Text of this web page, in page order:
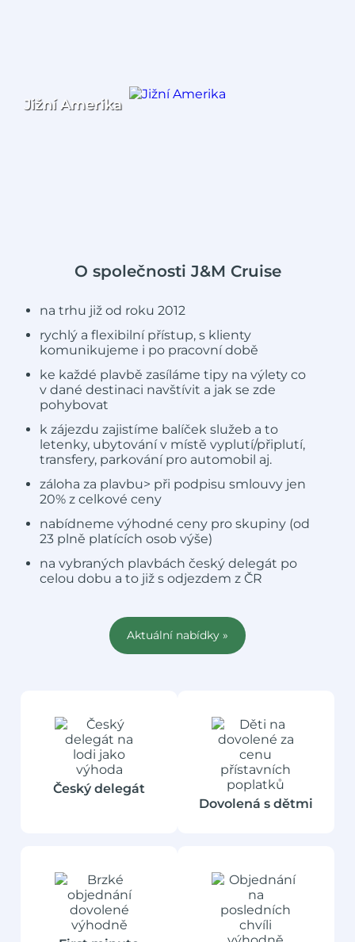
Jižní Amerika
O společnosti J&M Cruise
na trhu již od roku 2012
rychlý a flexibilní přístup, s klienty
komunikujeme i po pracovní době
ke každé plavbě zasíláme tipy na výlety co
v dané destinaci navštívit a jak se zde
pohybovat
k zájezdu zajistíme balíček služeb a to
letenky, ubytování v místě vyplutí/připlutí,
transfery, parkování pro automobil aj.
záloha za plavbu> při podpisu smlouvy jen
20% z celkové ceny
nabídneme výhodné ceny pro skupiny (od
23 plně platících osob výše)
na vybraných plavbách český delegát po
celou dobu a to již s odjezdem z ČR
Aktuální nabídky »
Český delegát
Dovolená s dětmi